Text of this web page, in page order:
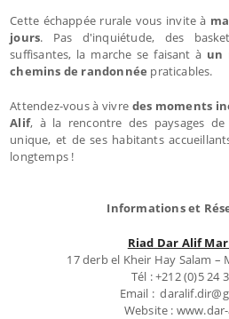
Cette échappée rurale vous invite à
jours. Pas d'inquiétude, des
suffisantes, la marche se faisant à un
chemins de randonnée praticables.
Attendez-vous à vivre des moments
Alif, à la rencontre des paysages
unique, et de ses habitants
longtemps !
Informations et
Riad Dar Alif
17 derb el Kheir Hay Salam –
Tél : +212 (0)5 24
Email :
Website :